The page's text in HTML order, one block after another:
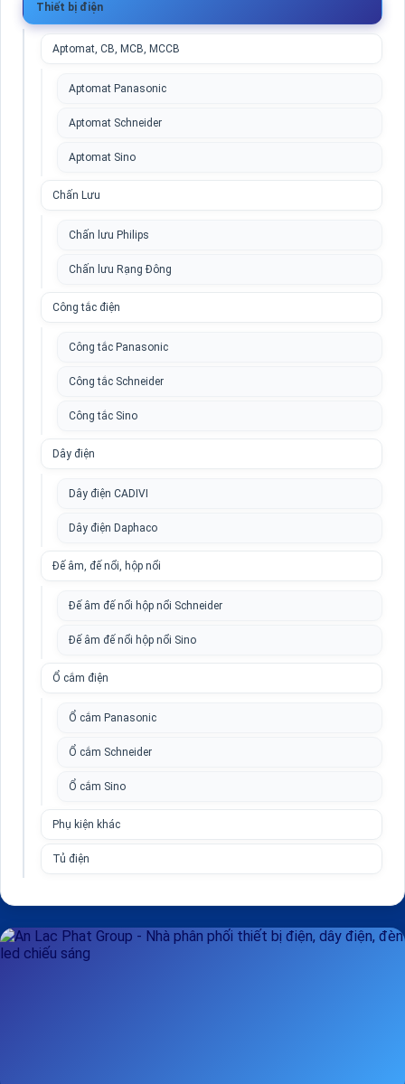
Thiết bị điện
Aptomat, CB, MCB, MCCB
Aptomat Panasonic
Aptomat Schneider
Aptomat Sino
Chấn Lưu
Chấn lưu Philips
Chấn lưu Rạng Đông
Công tắc điện
Công tắc Panasonic
Công tắc Schneider
Công tắc Sino
Dây điện
Dây điện CADIVI
Dây điện Daphaco
Đế âm, đế nổi, hộp nổi
Đế âm đế nổi hộp nổi Schneider
Đế âm đế nổi hộp nổi Sino
Ổ cắm điện
Ổ cắm Panasonic
Ổ cắm Schneider
Ổ cắm Sino
Phụ kiện khác
Tủ điện